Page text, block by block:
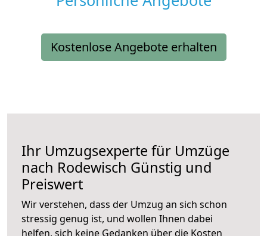
Kostenlose Angebote erhalten
Ihr Umzugsexperte für Umzüge
nach Rodewisch Günstig und
Preiswert
Wir verstehen, dass der Umzug an sich schon
stressig genug ist, und wollen Ihnen dabei
helfen, sich keine Gedanken über die Kosten